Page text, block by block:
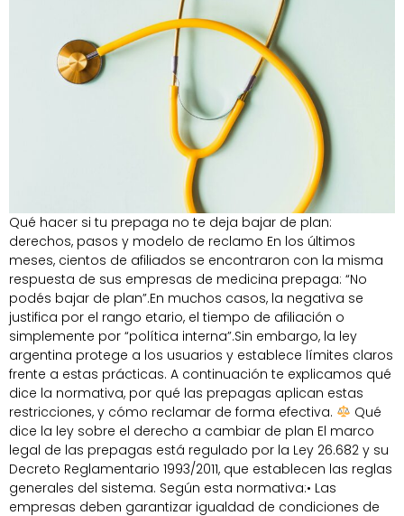
Qué hacer si tu prepaga no te deja bajar de plan:
derechos, pasos y modelo de reclamo En los últimos
meses, cientos de afiliados se encontraron con la misma
respuesta de sus empresas de medicina prepaga: “No
podés bajar de plan”.En muchos casos, la negativa se
justifica por el rango etario, el tiempo de afiliación o
simplemente por “política interna”.Sin embargo, la ley
argentina protege a los usuarios y establece límites claros
frente a estas prácticas. A continuación te explicamos qué
dice la normativa, por qué las prepagas aplican estas
restricciones, y cómo reclamar de forma efectiva.
Qué
dice la ley sobre el derecho a cambiar de plan El marco
legal de las prepagas está regulado por la Ley 26.682 y su
Decreto Reglamentario 1993/2011, que establecen las reglas
generales del sistema. Según esta normativa:• Las
empresas deben garantizar igualdad de condiciones de